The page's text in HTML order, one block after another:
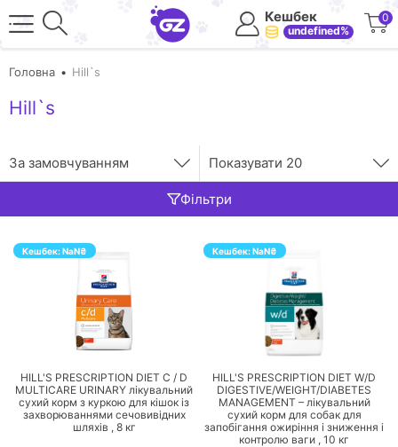
Кешбек
undefined%
0
Головна Hill`s
Hill`s
За замовчуванням Показувати 20
Фільтри
Кешбек:NaN₴
ПЕРЕЙТИ
HILL'S PRESCRIPTION DIET C / D
MULTICARE URINARY лікувальний
сухий корм з куркою для кішок із
захворюваннями сечовивідних
шляхів , 8кг
Кешбек:NaN₴
ПЕРЕЙТИ
HILL'S PRESCRIPTION DIET W/D
DIGESTIVE/WEIGHT/DIABETES
MANAGEMENT – лікувальний
сухий корм для собак для
запобігання ожиріння і зниження і
контролю ваги , 10 кг